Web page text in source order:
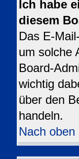
Ich habe
diesem
Das E-
um solche
Board-
wichtig
über den
handeln.
Nach oben